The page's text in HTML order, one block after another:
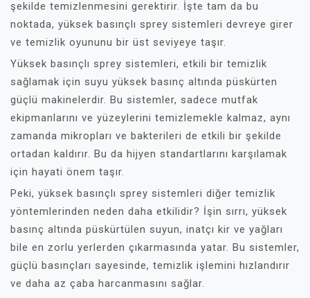
şekilde temizlenmesini gerektirir. İşte tam da bu
noktada, yüksek basınçlı sprey sistemleri devreye girer
ve temizlik oyununu bir üst seviyeye taşır.
Yüksek basınçlı sprey sistemleri, etkili bir temizlik
sağlamak için suyu yüksek basınç altında püskürten
güçlü makinelerdir. Bu sistemler, sadece mutfak
ekipmanlarını ve yüzeylerini temizlemekle kalmaz, aynı
zamanda mikropları ve bakterileri de etkili bir şekilde
ortadan kaldırır. Bu da hijyen standartlarını karşılamak
için hayati önem taşır.
Peki, yüksek basınçlı sprey sistemleri diğer temizlik
yöntemlerinden neden daha etkilidir? İşin sırrı, yüksek
basınç altında püskürtülen suyun, inatçı kir ve yağları
bile en zorlu yerlerden çıkarmasında yatar. Bu sistemler,
güçlü basınçları sayesinde, temizlik işlemini hızlandırır
ve daha az çaba harcanmasını sağlar.